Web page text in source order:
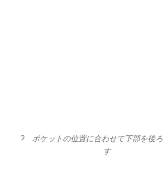
? ポケットの位置に合わせて下部を後
す